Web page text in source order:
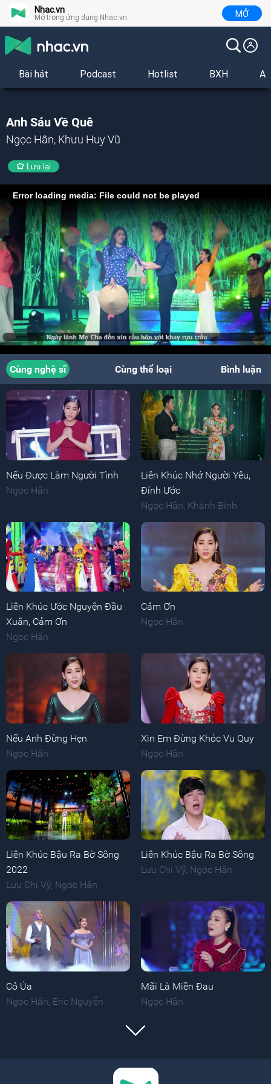
Nhac.vn
Mở trong ứng dụng Nhac.vn MỞ
Bài hát Podcast Hotlist BXH
Anh Sáu Về Quê
Ngọc Hân, Khưu Huy Vũ
Lưu lại
Error loading media: File could not be played
Cùng nghệ sĩ Cùng thể loại Bình luận
Nếu Được Làm Người Tình
Ngọc Hân
Liên Khúc Nhớ Người Yêu,
Đính Ước
Ngọc Hân Khánh Bình
Liên Khúc Ước Nguyện Đầu
Xuân, Cảm Ơn
Ngọc Hân
Cảm Ơn
Ngọc Hân
Nếu Anh Đừng Hẹn
Ngọc Hân
Xin Em Đừng Khóc Vu Quy
Ngọc Hân
Liên Khúc Bậu Ra Bờ Sông
2022
Lưu Chí Vỹ, Ngọc Hân
Liên Khúc Bậu Ra Bờ Sông
Lưu Chí Vỹ, Ngọc Hân
Cỏ Úa
Ngọc Hân Eric Nguyễn
Mãi Là Miền Đau
Ngọc Hân